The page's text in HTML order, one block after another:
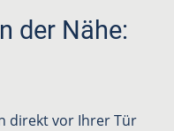
der Nähe:
direkt vor Ihrer Tür